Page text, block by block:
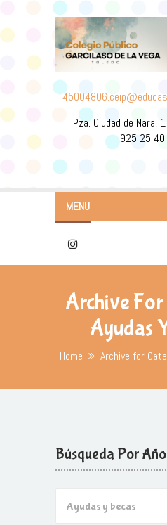
Pza. Ciudad de Nara,
925 25
MENU
Archive
Ayudas
Home Archive for
Búsqueda Por